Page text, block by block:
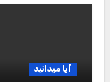
آیا میدانید